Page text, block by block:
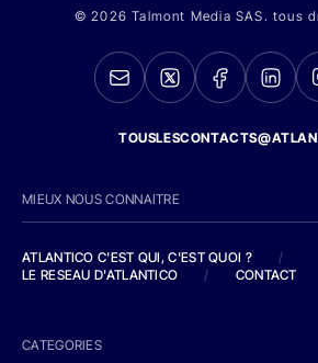
© 2026 Talmont Media SAS. tous
MIEUX NOUS CONNAITRE
ATLANTICO C'EST QUI, C'EST QUOI ?
/
LE RESEAU D'ATLANTICO
/ CONTACT
CATEGORIES